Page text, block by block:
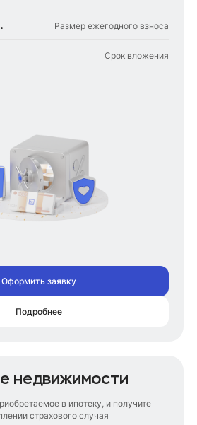
Размер ежегодного взноса
Cрок вложения
Оформить заявку
Подробнее
недвижимости
в ипотеку, и получите
страхового случая